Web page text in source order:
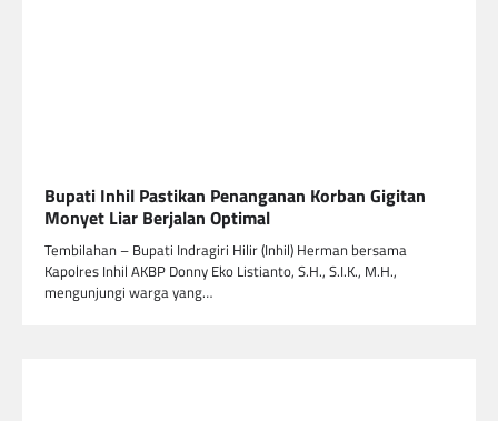
Bupati Inhil Pastikan Penanganan Korban Gigitan
Monyet Liar Berjalan Optimal
Tembilahan – Bupati Indragiri Hilir (Inhil) Herman bersama
Kapolres Inhil AKBP Donny Eko Listianto, S.H., S.I.K., M.H.,
mengunjungi warga yang…